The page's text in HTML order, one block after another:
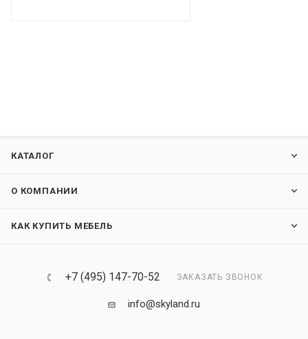
КАТАЛОГ
О КОМПАНИИ
КАК КУПИТЬ МЕБЕЛЬ
+7 (495) 147-70-52 ЗАКАЗАТЬ ЗВОНОК
info@skyland.ru